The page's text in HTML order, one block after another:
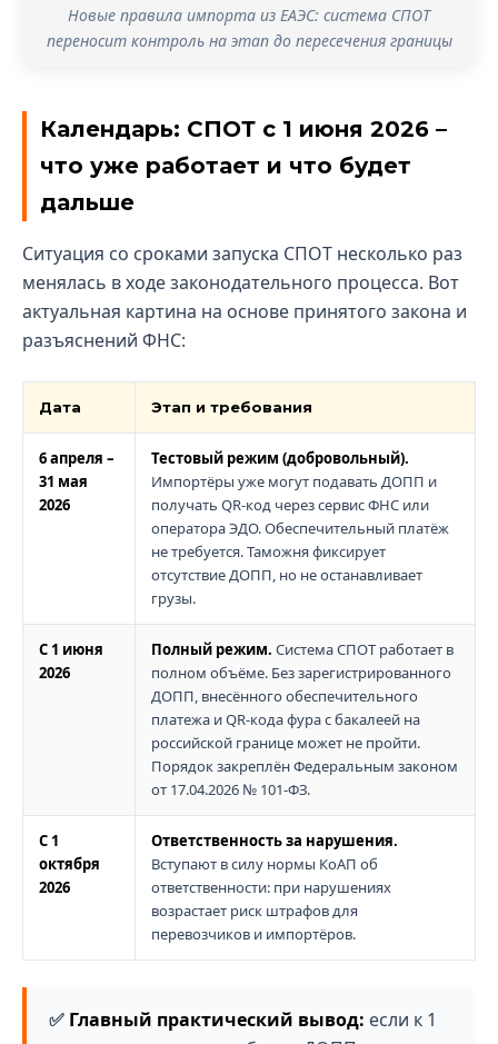
Новые правила импорта из ЕАЭС: система СПОТ
переносит контроль на этап до пересечения границы
Календарь: СПОТ с 1 июня 2026 –
что уже работает и что будет
дальше
Ситуация со сроками запуска СПОТ несколько раз
менялась в ходе законодательного процесса. Вот
актуальная картина на основе принятого закона и
разъяснений ФНС:
Дата Этап и требования
6 апреля –
31 мая
2026
Тестовый режим (добровольный).
Импортёры уже могут подавать ДОПП и
получать QR-код через сервис ФНС или
оператора ЭДО. Обеспечительный платёж
не требуется. Таможня фиксирует
отсутствие ДОПП, но не останавливает
грузы.
С 1 июня
2026
Полный режим. Система СПОТ работает в
полном объёме. Без зарегистрированного
ДОПП, внесённого обеспечительного
платежа и QR-кода фура с бакалеей на
российской границе может не пройти.
Порядок закреплён Федеральным законом
от 17.04.2026 № 101-ФЗ.
С 1
октября
2026
Ответственность за нарушения.
Вступают в силу нормы КоАП об
ответственности: при нарушениях
возрастает риск штрафов для
перевозчиков и импортёров.
Главный практический вывод: если к 1